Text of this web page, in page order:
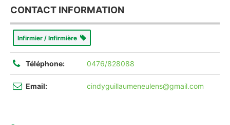
CONTACT INFORMATION
Infirmier / Infirmière
Téléphone: 0476/828088
Email: cindyguillaumeneulens@gmail.com